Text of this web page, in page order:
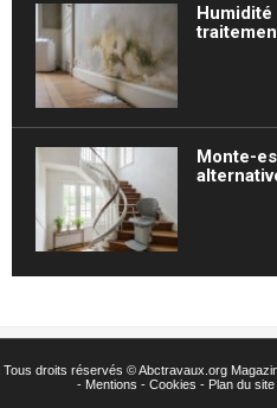
Monte-
Tous droits réservés ©Abctravaux.org
- Mentions - Cookies - Plan du site